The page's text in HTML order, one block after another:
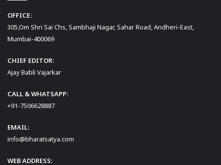
OFFICE:
305,Om Shri Sai Chs, Sambhaji Nagar, Sahar Road, Andheri-East,
Mumbai-400069
CHIEF EDITOR:
Ajay Babli Vajarkar
CALL & WHATSAPP:
+91-7506628887
EMAIL:
info@bharatsatya.com
WEB ADDRESS: